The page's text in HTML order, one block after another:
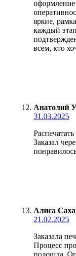
оформление
яркие,
каждый
всем, кто
Анатолий
31.03.2025
Заказал
Алиса
21.02.2025
Заказала
Процесс
подошла.